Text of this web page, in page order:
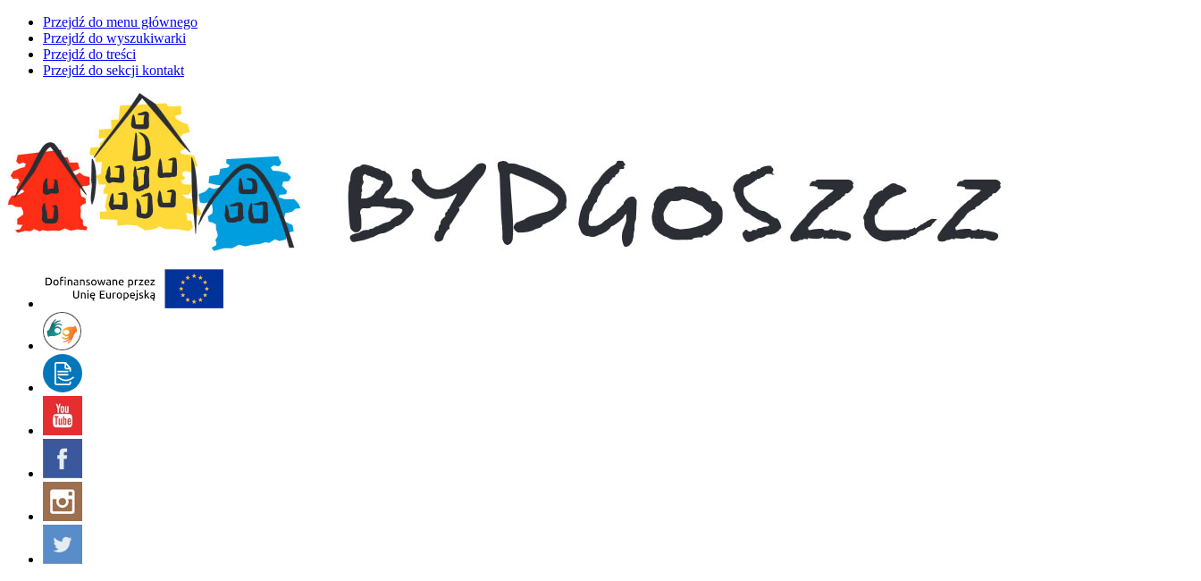
Przejdź do menu głównego
Przejdź do wyszukiwarki
Przejdź do treści
Przejdź do sekcji kontakt